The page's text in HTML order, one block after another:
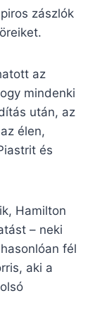
zászlók
az
mindenki
után, az
élen,
és
Hamilton
– neki
fél
aki a